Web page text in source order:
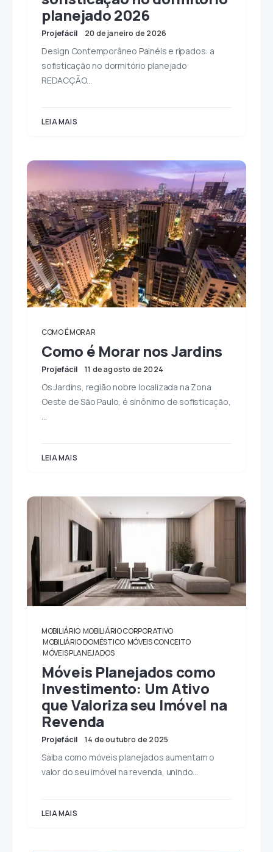
planejado 2026
Projefácil 20 de janeiro de 2026
Design Contemporâneo Painéis e ripados: a
sofisticação no dormitório planejado
REDACÇÃO…
LEIA MAIS
COMO É MORAR
Como é Morar nos Jardins
Projefácil 11 de agosto de 2024
Os Jardins, região nobre localizada na Zona
Oeste de São Paulo, é sinônimo de sofisticação,
LEIA MAIS
MOBILIÁRIO MOBILIÁRIO CORPORATIVO
MOBILIÁRIO DOMÉSTICO MÓVEIS CONCEITO
MÓVEIS PLANEJADOS
Móveis Planejados como
Investimento: Um Ativo
que Valoriza seu Imóvel na
Revenda
Projefácil 14 de outubro de 2025
Saiba como móveis planejados aumentam o
valor do seu imóvel na revenda, unindo…
LEIA MAIS